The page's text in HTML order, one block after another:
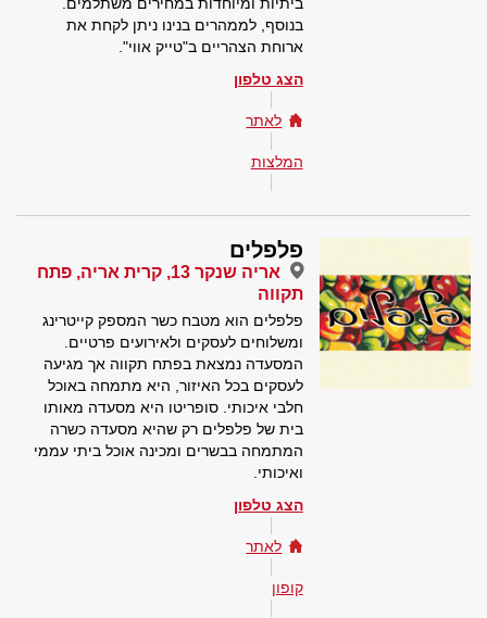
ביתיות ומיוחדות במחירים משתלמים.
בנוסף, לממהרים בנינו ניתן לקחת את
ארוחת הצהריים ב"טייק אווי".
הצג טלפון
לאתר
המלצות
פלפלים
אריה שנקר 13, קרית אריה, פתח
תקווה
פלפלים הוא מטבח כשר המספק קייטרינג
ומשלוחים לעסקים ולאירועים פרטיים.
המסעדה נמצאת בפתח תקווה אך מגיעה
לעסקים בכל האיזור, היא מתמחה באוכל
חלבי איכותי. סופריטו היא מסעדה מאותו
בית של פלפלים רק שהיא מסעדה כשרה
המתמחה בבשרים ומכינה אוכל ביתי עממי
ואיכותי.
הצג טלפון
לאתר
קופון